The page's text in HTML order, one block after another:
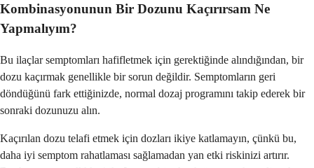
Kombinasyonunun Bir Dozunu Kaçırırsam Ne
Yapmalıyım?
Bu ilaçlar semptomları hafifletmek için gerektiğinde alındığından, bir
dozu kaçırmak genellikle bir sorun değildir. Semptomların geri
döndüğünü fark ettiğinizde, normal dozaj programını takip ederek bir
sonraki dozunuzu alın.
Kaçırılan dozu telafi etmek için dozları ikiye katlamayın, çünkü bu,
daha iyi semptom rahatlaması sağlamadan yan etki riskinizi artırır.